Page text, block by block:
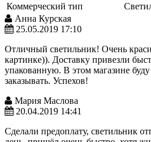
Коммерческий тип
Анна Курская
25.05.2019 17:10
Отличный светильник! Очень
картинке)). Доставку привезли
упакованную. В этом магазине
заказывать. Успехов!
Мария Маслова
20.04.2019 14:41
Сделали предоплату, светильник